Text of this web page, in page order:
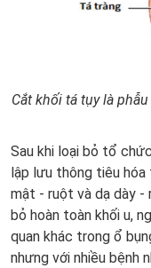
Cắt khối tá tụy là
Sau khi loại bỏ tổ
lập lưu thông tiêu
mật - ruột và dạ dày -
bỏ hoàn toàn khối u,
quan khác trong ổ
nhưng với nhiều bệnh